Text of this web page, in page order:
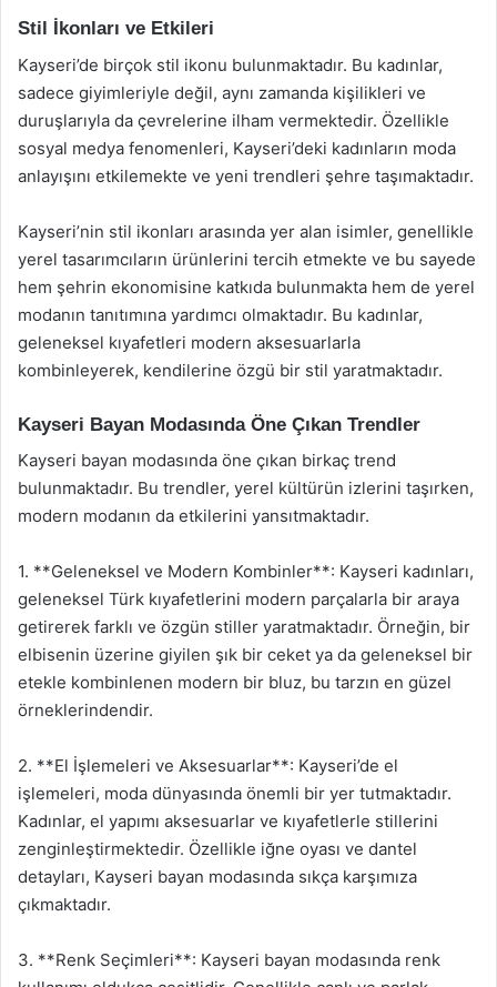
Stil İkonları ve Etkileri
Kayseri’de birçok stil ikonu bulunmaktadır. Bu kadınlar,
sadece giyimleriyle değil, aynı zamanda kişilikleri ve
duruşlarıyla da çevrelerine ilham vermektedir. Özellikle
sosyal medya fenomenleri, Kayseri’deki kadınların moda
anlayışını etkilemekte ve yeni trendleri şehre taşımaktadır.
Kayseri’nin stil ikonları arasında yer alan isimler, genellikle
yerel tasarımcıların ürünlerini tercih etmekte ve bu sayede
hem şehrin ekonomisine katkıda bulunmakta hem de yerel
modanın tanıtımına yardımcı olmaktadır. Bu kadınlar,
geleneksel kıyafetleri modern aksesuarlarla
kombinleyerek, kendilerine özgü bir stil yaratmaktadır.
Kayseri Bayan Modasında Öne Çıkan Trendler
Kayseri bayan modasında öne çıkan birkaç trend
bulunmaktadır. Bu trendler, yerel kültürün izlerini taşırken,
modern modanın da etkilerini yansıtmaktadır.
1. **Geleneksel ve Modern Kombinler**: Kayseri kadınları,
geleneksel Türk kıyafetlerini modern parçalarla bir araya
getirerek farklı ve özgün stiller yaratmaktadır. Örneğin, bir
elbisenin üzerine giyilen şık bir ceket ya da geleneksel bir
etekle kombinlenen modern bir bluz, bu tarzın en güzel
örneklerindendir.
2. **El İşlemeleri ve Aksesuarlar**: Kayseri’de el
işlemeleri, moda dünyasında önemli bir yer tutmaktadır.
Kadınlar, el yapımı aksesuarlar ve kıyafetlerle stillerini
zenginleştirmektedir. Özellikle iğne oyası ve dantel
detayları, Kayseri bayan modasında sıkça karşımıza
çıkmaktadır.
3. **Renk Seçimleri**: Kayseri bayan modasında renk